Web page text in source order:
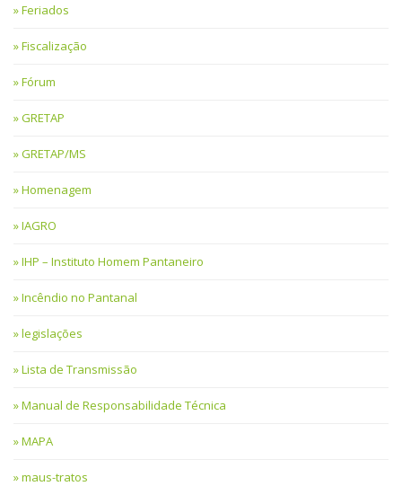
Feriados
Fiscalização
Fórum
GRETAP
GRETAP/MS
Homenagem
IAGRO
IHP – Instituto Homem Pantaneiro
Incêndio no Pantanal
legislações
Lista de Transmissão
Manual de Responsabilidade Técnica
MAPA
maus-tratos